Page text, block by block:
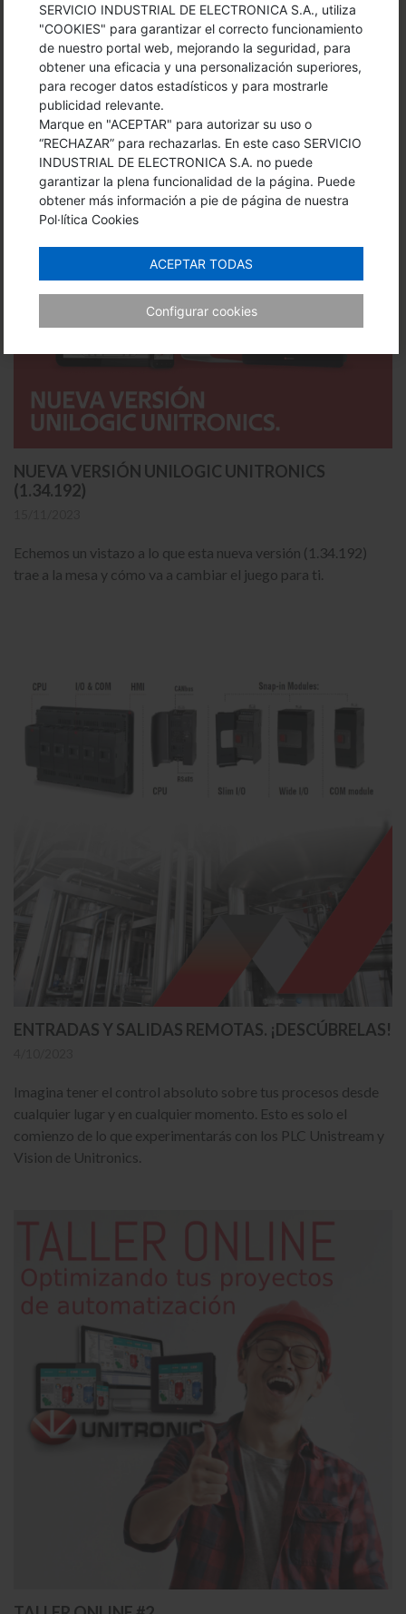
UNISTREAM
NUEVA VERSIÓN UNILOGIC UNITRONICS
(1.34.192)
Echemos un vistazo a lo que esta nueva versión (1.34.192)
trae a la mesa y cómo va a cambiar el juego para ti.
ENTRADAS Y SALIDAS REMOTAS. ¡DESCÚBRELAS!
Imagina tener el control absoluto sobre tus procesos desde
cualquier lugar y en cualquier momento. Esto es solo el
comienzo de lo que experimentarás con los PLC Unistream y
Vision de Unitronics.
SERVICIO INDUSTRIAL DE ELECTRONICA S.A., utiliza
"COOKIES" para garantizar el correcto funcionamiento
de nuestro portal web, mejorando la seguridad, para
obtener una eficacia y una personalización superiores,
para recoger datos estadísticos y para mostrarle
publicidad relevante.
Marque en "ACEPTAR" para autorizar su uso o
“RECHAZAR” para rechazarlas. En este caso SERVICIO
INDUSTRIAL DE ELECTRONICA S.A. no puede
garantizar la plena funcionalidad de la página. Puede
obtener más información a pie de página de nuestra
Pol·lítica Cookies
ACEPTAR TODAS
Configurar cookies